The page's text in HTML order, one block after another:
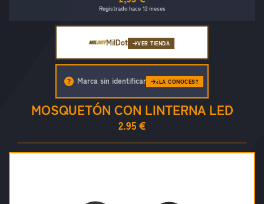
Registrado hace 12 meses
MilDot VER TIENDA
MOSQUETÓN CON LINTERNA LED
2.95 €
Marca sin identificar ¿LA CONOCES?